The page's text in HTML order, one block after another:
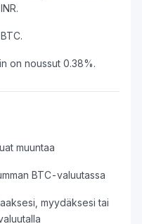
on noussut 0.38%.
muuntaa
BTC-valuutassa
myydäksesi tai